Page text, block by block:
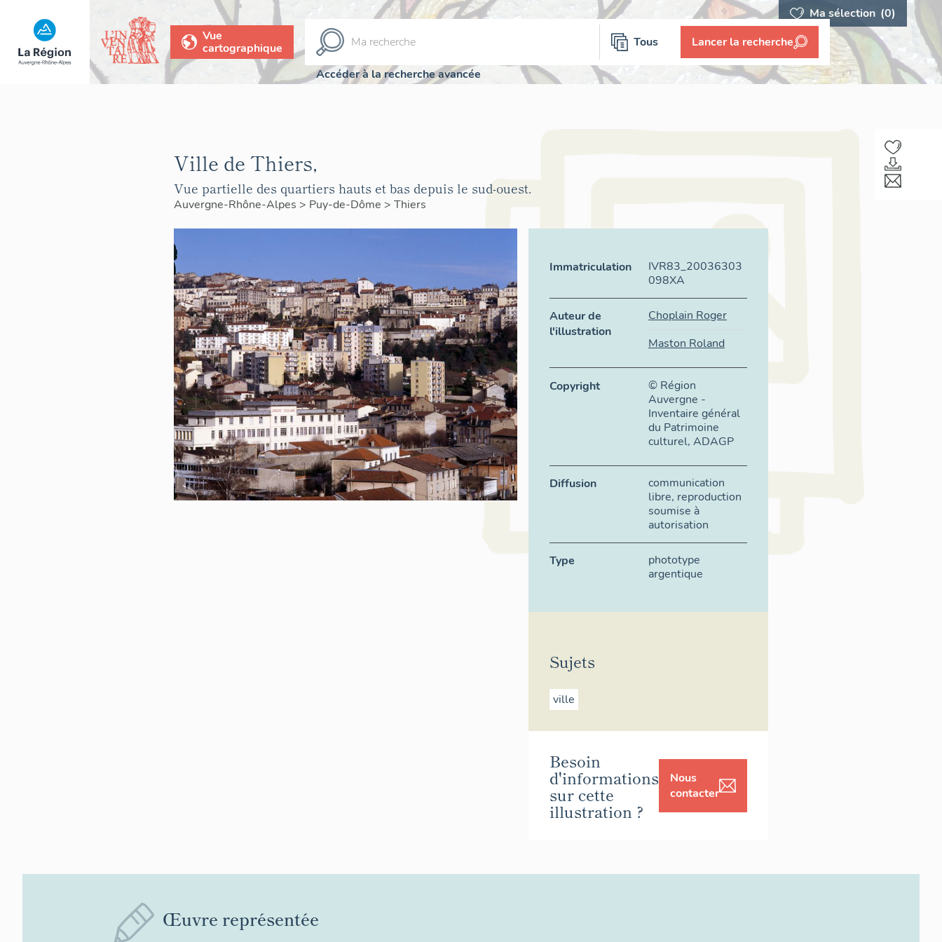
Ma sélection (0)
Vue
cartographique
Tous Lancer la recherche
Accéder à la recherche avancée
Ville de Thiers,
Vue partielle des quartiers hauts et bas depuis le sud-ouest.
Auvergne-Rhône-Alpes > Puy-de-Dôme > Thiers
Immatriculation
IVR83_20036303
098XA
Auteur de
l'illustration
Choplain Roger
Maston Roland
Copyright
© Région
Auvergne -
Inventaire général
du Patrimoine
culturel, ADAGP
Diffusion
communication
libre, reproduction
soumise à
autorisation
Type
phototype
argentique
Sujets
ville
Besoin
d'informations
sur cette
illustration ?
Nous
contacter
Œuvre représentée